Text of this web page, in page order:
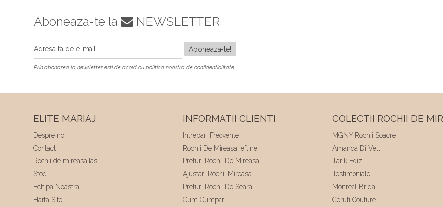
Aboneaza-te la NEWSLETTER
Prin abonarea la newsletter esti de acord cu politica noastra de confidentialitate
ELITE MARIAJ
Despre noi
Contact
Rochii de mireasa Iasi
Stoc
Echipa Noastra
Harta Site
INFORMATII CLIENTI
Intrebari Frecvente
Rochii De Mireasa Ieftine
Preturi Rochii De Mireasa
Ajustari Rochii Mireasa
Preturi Rochii De Seara
Cum Cumpar
COLECTII ROCHII DE
MGNY Rochii Soacre
Amanda Di Velli
Tarik Ediz
Testimoniale
Monreal Bridal
Ceruti Couture